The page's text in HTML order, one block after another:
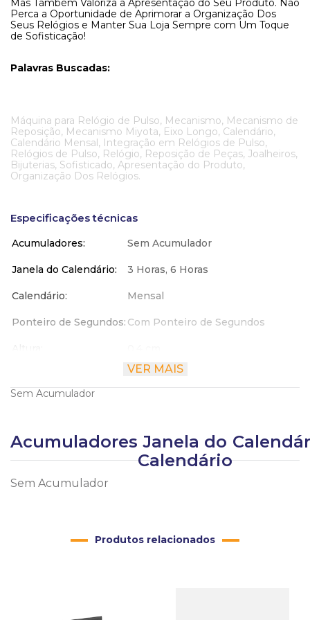
Mas Também Valoriza a Apresentação do Seu Produto. Não
Perca a Oportunidade de Aprimorar a Organização Dos
Seus Relógios e Manter Sua Loja Sempre com Um Toque
de Sofisticação!
Palavras Buscadas:
Máquina para Relógio de Pulso, Mecanismo, Mecanismo de
Reposição, Mecanismo Miyota, Eixo Longo, Calendário,
Calendário Mensal, Integração em Relógios de Pulso,
Relógios de Pulso, Relógio, Reposição de Peças, Joalheiros,
Bijuterias, Sofisticado, Apresentação do Produto,
Organização Dos Relógios.
Especificações técnicas
Acumuladores Sem Acumulador
Janela do Calendário 3 Horas, 6 Horas
Calendário Mensal
Ponteiro de Segundos Com Ponteiro de Segundos
2.3 cm
Comprimento
VER MAIS
Sem Acumulador
Acumuladores Janela do
Calendário
Sem Acumulador
Produtos relacionados